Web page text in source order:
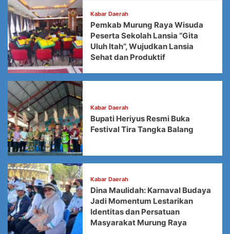
Kabar Daerah
Pemkab Murung Raya Wisuda
Peserta Sekolah Lansia “Gita
Uluh Itah”, Wujudkan Lansia
Sehat dan Produktif
Kabar Daerah
Bupati Heriyus Resmi Buka
Festival Tira Tangka Balang
Kabar Daerah
Dina Maulidah: Karnaval Budaya
Jadi Momentum Lestarikan
Identitas dan Persatuan
Masyarakat Murung Raya